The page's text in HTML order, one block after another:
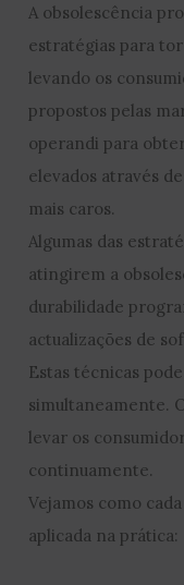
A obsolescência
estratégias para
levando os
propostos pelas
operandi para
elevados através
mais caros.
Algumas das
atingirem a
durabilidade
actualizações de
Estas técnicas
simultaneamente.
levar os
continuamente.
Vejamos como
aplicada na prática: